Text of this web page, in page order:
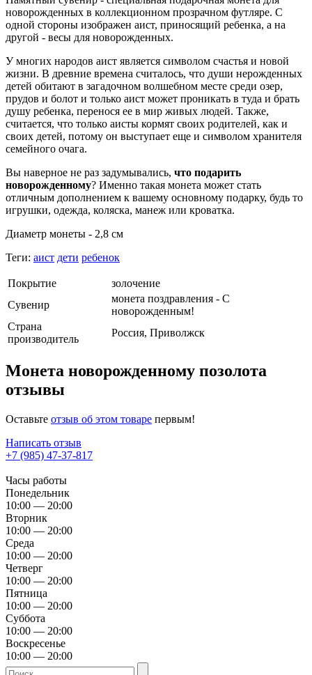
новорожденных в коллекционном прозрачном футляре. С
одной стороны изображен аист, приносящий ребенка, а на
другой - весы для новорожденных.
У многих народов аист является символом счастья и новой
жизни. В древние времена считалось, что души нерожденных
детей обитают в загадочном волшебном месте среди озер,
прудов и болот и только аист может проникать в туда и брать
душу ребенка, перенося ее в мир живых людей. Также,
считается, что только аисты кормят своих родителей, как и
своих детей, потому он выступает еще и символом хранителя
семейного очага.
Вы наверное не раз задумывались, что подарить
новорожденному? Именно такая монета может стать
отличным дополнением к вашему основному подарку, будь то
игрушки, одежда, коляска, манеж или кроватка.
Диаметр монеты - 2,8 см
Теги: аист дети ребенок
Покрытие
золочение
Сувенир
монета поздравления - С
новорожденным!
Страна
производитель
Россия, Приволжск
Монета новорожденному позолота
отзывы
Оставьте отзыв об этом товаре первым!
Написать отзыв
+7 (985) 47-37-817
Часы работы
Понедельник
10:00 — 20:00
Вторник
10:00 — 20:00
Среда
10:00 — 20:00
Четверг
10:00 — 20:00
Пятница
10:00 — 20:00
Суббота
10:00 — 20:00
Воскресенье
10:00 — 20:00